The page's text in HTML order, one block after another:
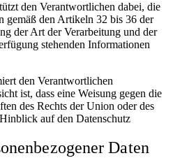
den Verantwortlichen dabei, die
gemäß den Artikeln 32 bis 36 der
der Art der Verarbeitung und der
stehenden Informationen
den Verantwortlichen
ist, dass eine Weisung gegen die
des Rechts der Union oder des
auf den Datenschutz
Daten